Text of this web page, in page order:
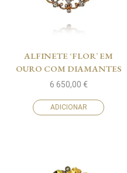
ALFINETE ‘FLOR’ EM
OURO COM DIAMANTES
6 650,00 €
ADICIONAR